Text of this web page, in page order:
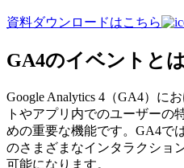
資料ダウンロードはこちら
GA4のイベントとは
Google Analytics 4（GA4）に
トやアプリ内でのユーザーの
めの重要な機能です。GA4で
のさまざまなインタラクショ
可能になります。